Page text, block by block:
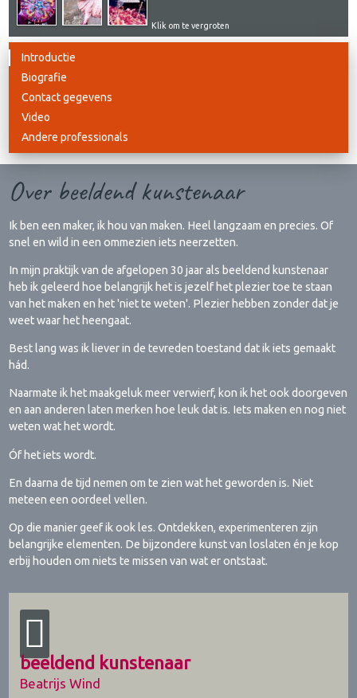
Klik om te vergroten
Introductie
Biografie
Contact gegevens
Video
Andere professionals
Over beeldend kunstenaar
Ik ben een maker, ik hou van maken. Heel langzaam en precies. Of
snel en wild in een ommezien iets neerzetten.
In mijn praktijk van de afgelopen 30 jaar als beeldend kunstenaar
heb ik geleerd hoe belangrijk het is jezelf het plezier toe te staan
van het maken en het 'niet te weten'. Plezier hebben zonder dat je
weet waar het heengaat.
Best lang was ik liever in de tevreden toestand dat ik iets gemaakt
hád.
Naarmate ik het maakgeluk meer verwierf, kon ik het ook doorgeven
en aan anderen laten merken hoe leuk dat is. Iets maken en nog niet
weten wat het wordt.
Óf het iets wordt.
En daarna de tijd nemen om te zien wat het geworden is. Niet
meteen een oordeel vellen.
Op die manier geef ik ook les. Ontdekken, experimenteren zijn
belangrijke elementen. De bijzondere kunst van loslaten én je kop
erbij houden om niets te missen van wat er ontstaat.
beeldend kunstenaar
Beatrijs Wind